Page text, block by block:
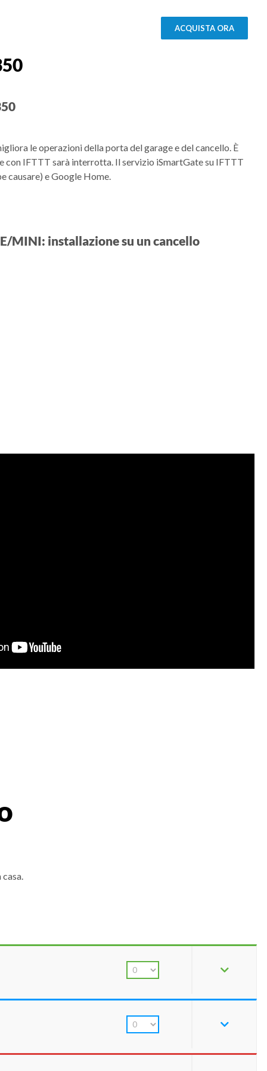
ACQUISTA ORA
le operazioni della porta del garage e del cancello. È
con IFTTT sarà interrotta. Il servizio iSmartGate su IFTTT
causare) e Google Home.
MINI: installazione su un cancello